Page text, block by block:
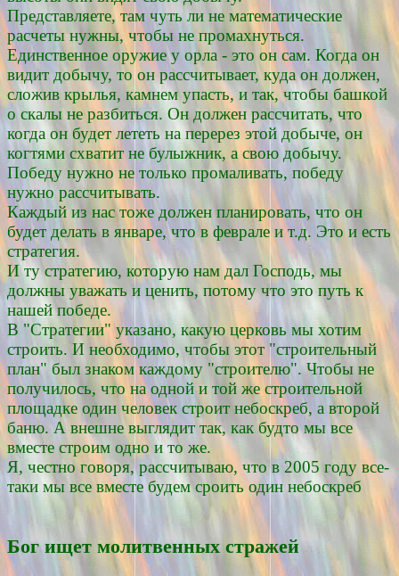
Представляете, там чуть ли не математические
расчеты нужны, чтобы не промахнуться.
Единственное оружие у орла - это он сам. Когда он
видит добычу, то он рассчитывает, куда он должен,
сложив крылья, камнем упасть, и так, чтобы башкой
о скалы не разбиться. Он должен рассчитать, что
когда он будет лететь на перерез этой добыче, он
когтями схватит не булыжник, а свою добычу.
Победу нужно не только промаливать, победу
нужно рассчитывать.
Каждый из нас тоже должен планировать, что он
будет делать в январе, что в феврале и т.д. Это и есть
стратегия.
И ту стратегию, которую нам дал Господь, мы
должны уважать и ценить, потому что это путь к
нашей победе.
В "Стратегии" указано, какую церковь мы хотим
строить. И необходимо, чтобы этот "строительный
план" был знаком каждому "строителю". Чтобы не
получилось, что на одной и той же строительной
площадке один человек строит небоскреб, а второй
баню. А внешне выглядит так, как будто мы все
вместе строим одно и то же.
Я, честно говоря, рассчитываю, что в 2005 году все-
таки мы все вместе будем сроить один небоскреб
Бог ищет молитвенных стражей